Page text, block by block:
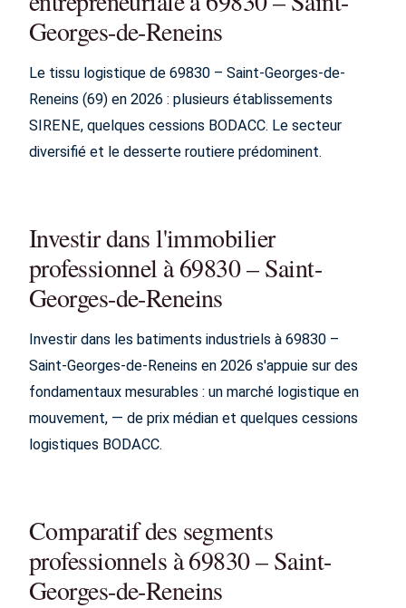
Georges-de-Reneins
Le tissu logistique de 69830 – Saint-Georges-de-
Reneins (69) en 2026 : plusieurs établissements
SIRENE, quelques cessions BODACC. Le secteur
diversifié et le desserte routiere prédominent.
Investir dans l'immobilier
professionnel à 69830 – Saint-
Georges-de-Reneins
Investir dans les batiments industriels à 69830 –
Saint-Georges-de-Reneins en 2026 s'appuie sur des
fondamentaux mesurables : un marché logistique en
mouvement, — de prix médian et quelques cessions
logistiques BODACC.
Comparatif des segments
professionnels à 69830 – Saint-
Georges-de-Reneins